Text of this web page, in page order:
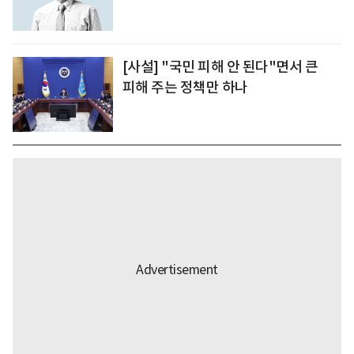
[사설] "국민 피해 안 된다"면서 큰
피해 주는 정책만 하나